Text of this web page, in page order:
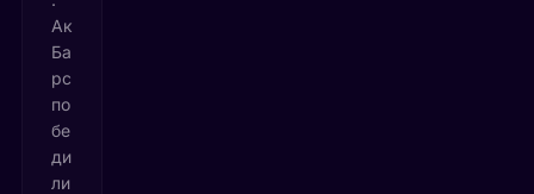
Ак
Ба
рс
по
бе
ди
ли